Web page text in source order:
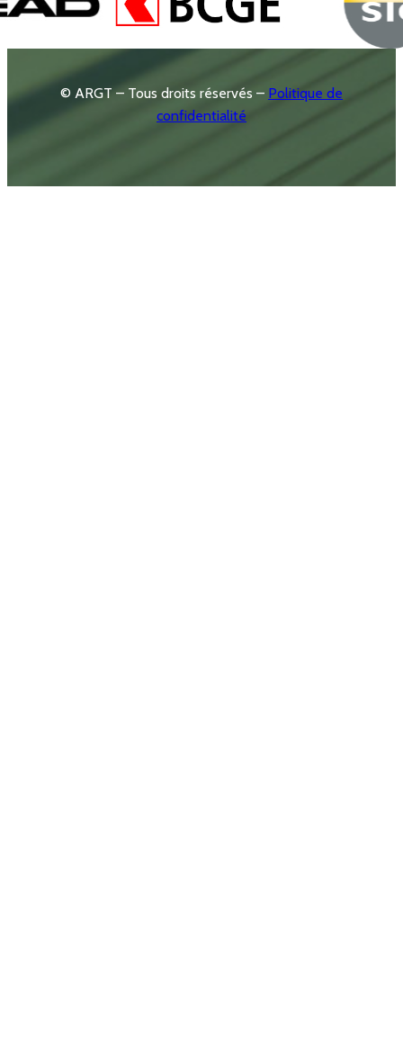
© ARGT – Tous droits réservés – Politique de
confidentialité